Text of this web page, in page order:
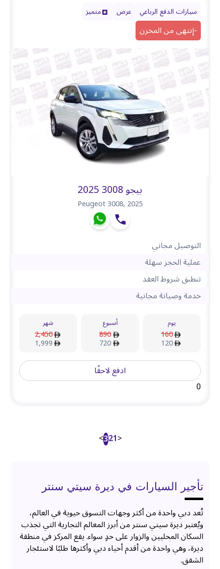
سيارات الدفع الرباعي عرض متميز
-إنتهى من المخزن
بيجو 3008 2025
Peugeot 3008,2025
التوصيل مجاني
عملية الحجز سهلة
تنطبق شروط العقد
خدمة وصيانة مجانية
يوم
160
120
أسبوع
890
720
شهر
2,450
1,999
ادفع لاحقًا
0
<
1
2
3
>
تأجير السيارات في ديرة سيتي سنتر
تُعد دبي واحدة من أكثر وجهات التسوق حيوية في العالم،
ويُعتبر ديرة سيتي سنتر من أبرز المعالم التجارية التي تجذب
السكان المحليين والزوار على حدٍ سواء. يقع المركز في منطقة
ديرة، وهي واحدة من أقدم أحياء دبي وأكثرها طلبًا لاستئجار
الشقق.